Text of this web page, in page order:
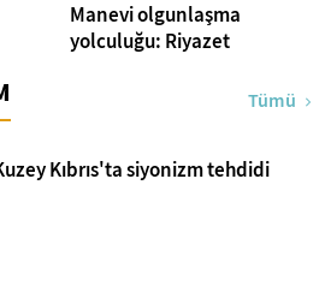
Manevi olgunlaşma
yolculuğu: Riyazet
Tümü
Kıbrıs'ta siyonizm tehdidi